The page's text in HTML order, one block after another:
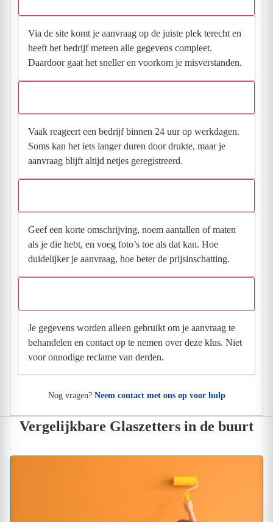
Via de site komt je aanvraag op de juiste plek terecht en
heeft het bedrijf meteen alle gegevens compleet.
Daardoor gaat het sneller en voorkom je misverstanden.
Vaak reageert een bedrijf binnen 24 uur op werkdagen.
Soms kan het iets langer duren door drukte, maar je
aanvraag blijft altijd netjes geregistreerd.
Geef een korte omschrijving, noem aantallen of maten
als je die hebt, en voeg foto’s toe als dat kan. Hoe
duidelijker je aanvraag, hoe beter de prijsinschatting.
Je gegevens worden alleen gebruikt om je aanvraag te
behandelen en contact op te nemen over deze klus. Niet
voor onnodige reclame van derden.
Nog vragen? Neem contact met ons op voor hulp
Vergelijkbare Glaszetters in de buurt